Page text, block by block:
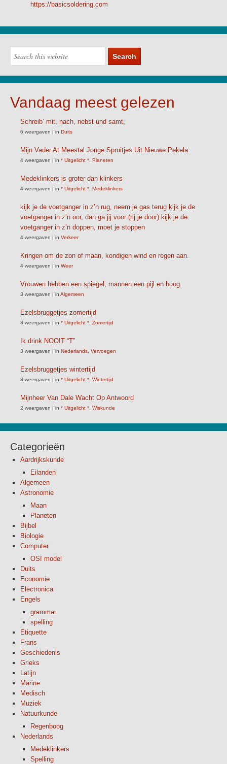
https://basicsoldering.com
Vandaag meest gelezen
Schreib’ mit, nach, nebst und samt,
6 weergaven | in Duits
Mijn Vader At Meestal Jonge Spruitjes Uit Nieuwe Pekela
4 weergaven | in * Uitgelicht * Planeten
Medeklinkers is groter dan klinkers
4 weergaven | in * Uitgelicht * Medeklinkers
kijk je de voetganger in z’n rug, neem je gas terug kijk je de
voetganger in z’n oor, dan ga jij voor (rij je door) kijk je de
voetganger in z’n doppen, moet je stoppen
4 weergaven | in Verkeer
Kringen om de zon of maan, kondigen wind en regen aan.
4 weergaven | in Weer
Vrouwen hebben een spiegel, mannen een pijl en boog.
3 weergaven | in Algemeen
Ezelsbruggetjes zomertijd
3 weergaven | in * Uitgelicht * Zomertijd
Ik drink NOOIT “T”
3 weergaven | in Nederlands Vervoegen
Ezelsbruggetjes wintertijd
3 weergaven | in * Uitgelicht * Wintertijd
Mijnheer Van Dale Wacht Op Antwoord
2 weergaven | in * Uitgelicht * Wiskunde
Categorieën
Aardrijkskunde
Eilanden
Algemeen
Astronomie
Maan
Planeten
Bijbel
Biologie
Computer
OSI model
Duits
Economie
Electronica
Engels
grammar
spelling
Etiquette
Frans
Geschiedenis
Grieks
Latijn
Marine
Medisch
Muziek
Natuurkunde
Regenboog
Nederlands
Medeklinkers
Spelling